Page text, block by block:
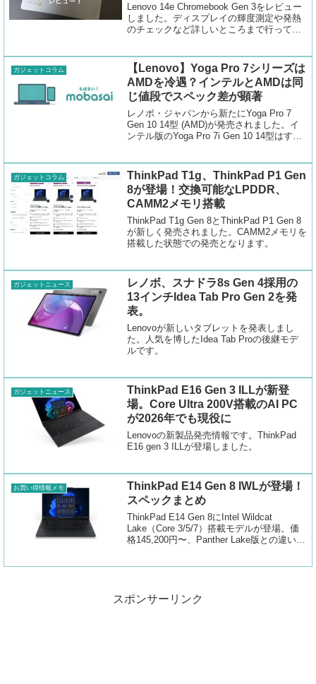
Lenovo 14e Chromebook Gen 3をレビュー
しました。ディスプレイの輝度測定や発熱
のチェックなど詳しいところまで行ってい
ガジェットコラム
【Lenovo】Yoga Pro 7シリーズは
AMDを冷遇？インテルとAMDは同
じ値段でスペック差が顕著
レノボ・ジャパンから新たにYoga Pro 7
Gen 10 14型 (AMD)が発売されました。イ
ンテル版のYoga Pro 7i Gen 10 14型はすで
18...
ガジェットコラム
ThinkPad T1g、ThinkPad P1 Gen
8が登場！交換可能なLPDDR、
CAMM2メモリ搭載
ThinkPad T1g Gen 8とThinkPad P1 Gen 8
が新しく発売されました。CAMM2メモリを
搭載した状態での発売となります。
ガジェットニュース
レノボ、スナドラ8s Gen 4採用の
13インチIdea Tab Pro Gen 2を発
表。
Lenovoが新しいタブレットを発表しまし
た。人気を博したIdea Tab Proの後継モデ
ルです。
ガジェットニュース
ThinkPad E16 Gen 3 ILLが新登
場。Core Ultra 200V搭載のAI PC
が2026年でも現役に
Lenovoの新製品発売情報です。ThinkPad
E16 gen 3 ILLが登場しました。
お買い得情報メモ
ThinkPad E14 Gen 8 IWLが登場！
スペックまとめ
ThinkPad E14 Gen 8にIntel Wildcat
Lake（Core 3/5/7）搭載モデルが登場。価
格145,200円〜、Panther Lake版との違いや
スポンサーリンク